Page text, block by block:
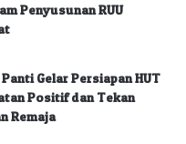
Penyusunan RUU
Gelar Persiapan HUT
Positif dan Tekan
Remaja